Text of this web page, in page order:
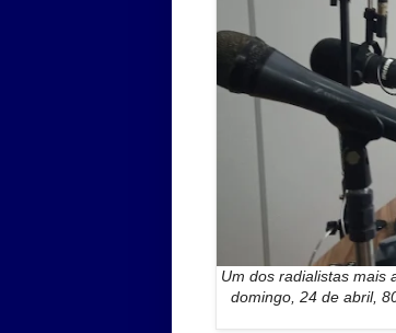
Um dos radialistas mais
domingo, 24 de abril,